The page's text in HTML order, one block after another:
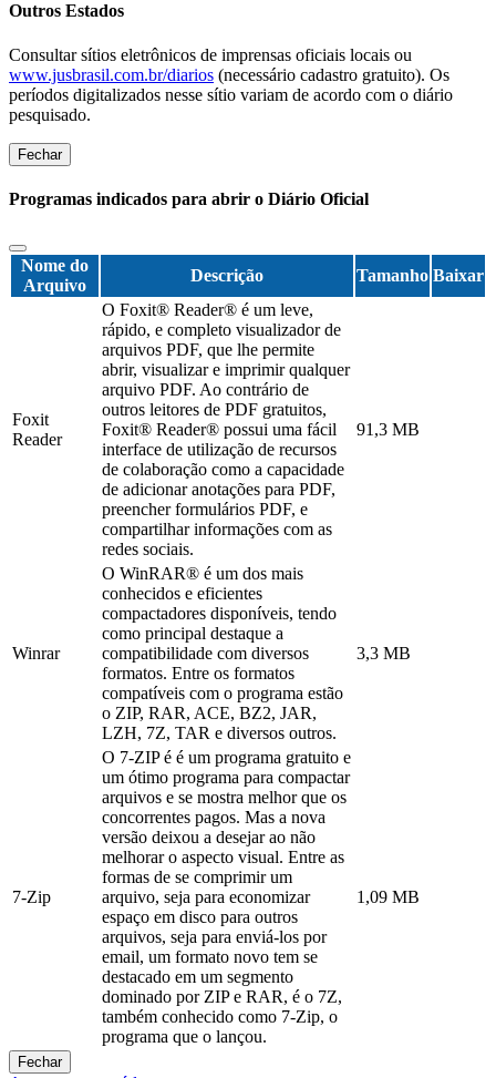
Outros Estados
Consultar sítios eletrônicos de imprensas oficiais locais ou
www.jusbrasil.com.br/diarios (necessário cadastro gratuito). Os
períodos digitalizados nesse sítio variam de acordo com o diário
pesquisado.
Fechar
Programas indicados para abrir o Diário Oficial
Nome do
Arquivo
Descrição Tamanho Baixar
Foxit
Reader
O Foxit® Reader® é um leve,
rápido, e completo visualizador de
arquivos PDF, que lhe permite
abrir, visualizar e imprimir qualquer
arquivo PDF. Ao contrário de
outros leitores de PDF gratuitos,
Foxit® Reader® possui uma fácil
interface de utilização de recursos
de colaboração como a capacidade
de adicionar anotações para PDF,
preencher formulários PDF, e
compartilhar informações com as
redes sociais.
91,3 MB
Winrar
O WinRAR® é um dos mais
conhecidos e eficientes
compactadores disponíveis, tendo
como principal destaque a
compatibilidade com diversos
formatos. Entre os formatos
compatíveis com o programa estão
o ZIP, RAR, ACE, BZ2, JAR,
LZH, 7Z, TAR e diversos outros.
3,3 MB
7-Zip
O 7-ZIP é é um programa gratuito e
um ótimo programa para compactar
arquivos e se mostra melhor que os
concorrentes pagos. Mas a nova
versão deixou a desejar ao não
melhorar o aspecto visual. Entre as
formas de se comprimir um
arquivo, seja para economizar
espaço em disco para outros
arquivos, seja para enviá-los por
email, um formato novo tem se
destacado em um segmento
dominado por ZIP e RAR, é o 7Z,
também conhecido como 7-Zip, o
programa que o lançou.
1,09 MB
Fechar